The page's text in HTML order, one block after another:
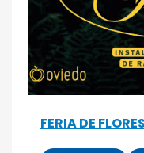
FERIA DE